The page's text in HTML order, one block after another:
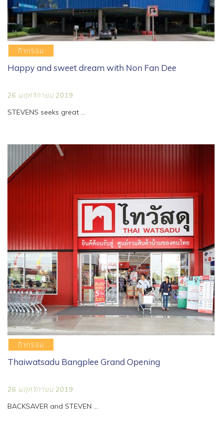
26 พฤศจิกายน 2019
กิจกรรม
Happy and sweet dream with Non Fan Dee
STEVENS seeks great ...
26 พฤศจิกายน 2019
กิจกรรม
Thaiwatsadu Bangplee Grand Opening
BACKSAVER and STEVEN ...